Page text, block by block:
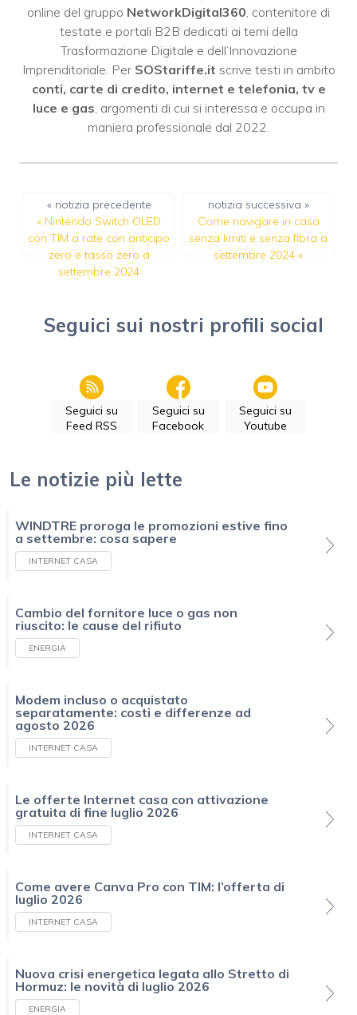
online del gruppo NetworkDigital360, contenitore di
testate e portali B2B dedicati ai temi della
Trasformazione Digitale e dell’Innovazione
Imprenditoriale. Per SOStariffe.it scrive testi in ambito
conti, carte di credito, internet e telefonia, tv e
luce e gas, argomenti di cui si interessa e occupa in
maniera professionale dal 2022.
« notizia precedente
« Nintendo Switch OLED
con TIM a rate con anticipo
zero e tasso zero a
settembre 2024
notizia successiva »
Come navigare in casa
senza limiti e senza fibra a
settembre 2024 »
Seguici sui nostri profili social
Seguici su
Feed RSS
Seguici su
Facebook
Seguici su
Youtube
Le notizie più lette
WINDTRE proroga le promozioni estive fino
a settembre: cosa sapere
INTERNET CASA
Cambio del fornitore luce o gas non
riuscito: le cause del rifiuto
ENERGIA
Modem incluso o acquistato
separatamente: costi e differenze ad
agosto 2026
INTERNET CASA
Le offerte Internet casa con attivazione
gratuita di fine luglio 2026
INTERNET CASA
Come avere Canva Pro con TIM: l’offerta di
luglio 2026
INTERNET CASA
Nuova crisi energetica legata allo Stretto di
Hormuz: le novità di luglio 2026
ENERGIA